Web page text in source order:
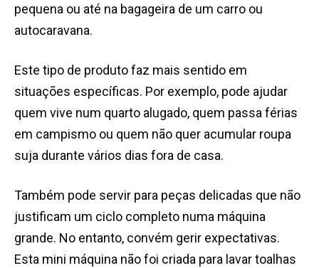
pequena ou até na bagageira de um carro ou
autocaravana.
Este tipo de produto faz mais sentido em
situações específicas. Por exemplo, pode ajudar
quem vive num quarto alugado, quem passa férias
em campismo ou quem não quer acumular roupa
suja durante vários dias fora de casa.
Também pode servir para peças delicadas que não
justificam um ciclo completo numa máquina
grande. No entanto, convém gerir expectativas.
Esta mini máquina não foi criada para lavar toalhas